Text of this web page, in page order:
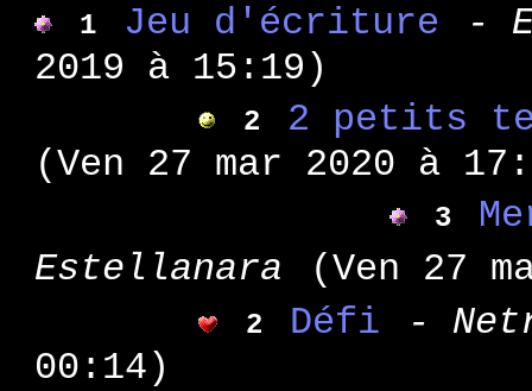
WA 38 :
WA hors
WA 36 :
WA 35 : le
WA 34:
:
WA 32:
WA 31 :
:
1 Jeu d'écriture
-
2019 à 15:19)
2
2 petits
(Ven 27 mar 2020 à
3
Estellanara
(Ven 27
2 Défi
-
00:14)